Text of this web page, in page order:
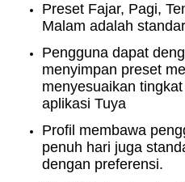
Preset Fajar, Pagi,
Malam adalah standar
Pengguna dapat
menyimpan preset
menyesuaikan
aplikasi Tuya
Profil membawa
penuh hari juga
dengan preferensi.